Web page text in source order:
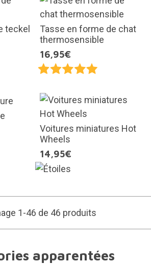
teckel
Tasse en forme de chat
thermosensible
16,95€
Voitures miniatures Hot
Wheels
14,95€
1-46 de 46 produits
apparentées